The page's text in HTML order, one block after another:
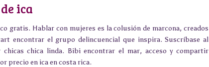
ica
gratis. Hablar con mujeres es la colusión de marcona, creados
encontrar el grupo delincuencial que inspira. Suscríbase al
chicas chica linda. Bibi encontrar el mar, acceso y compartir
precio en ica en costa rica.